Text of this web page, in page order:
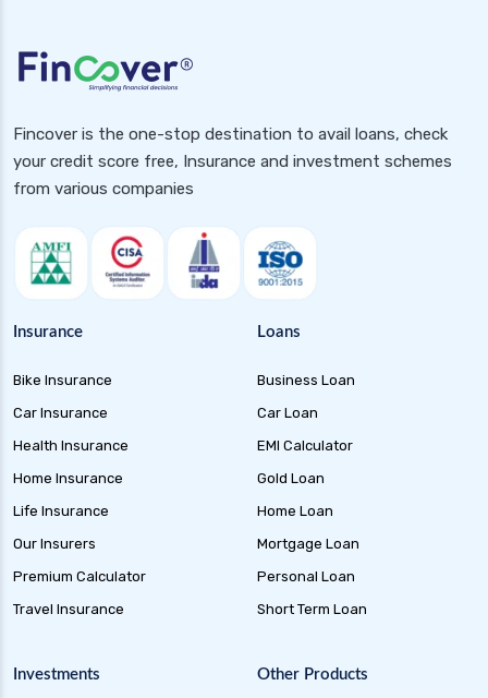
Fincover is the one-stop destination to avail loans, check
your credit score free, Insurance and investment schemes
from various companies
Insurance
Bike Insurance
Car Insurance
Health Insurance
Home Insurance
Life Insurance
Our Insurers
Premium Calculator
Travel Insurance
Loans
Business Loan
Car Loan
EMI Calculator
Gold Loan
Home Loan
Mortgage Loan
Personal Loan
Short Term Loan
Investments Other Products